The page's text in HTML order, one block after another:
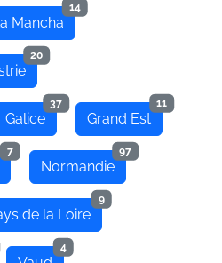
Mancha
14
20
Galice
37
Grand Est
11
7
Normandie
97
de la Loire
9
4